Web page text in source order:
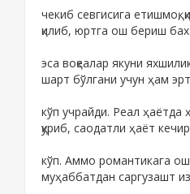
чекиб севгисига етишмоқ,
қилиб, юртга ош бериш
эса воқеалар якуни
шарт бўлгани учун ҳам
кўп учрайди. Реал
қуриб, саодатли ҳаёт
кўп. Аммо романтикага
муҳаббатдан саргузашт